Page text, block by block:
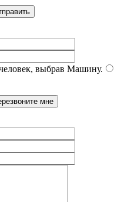
выбрав Машину.